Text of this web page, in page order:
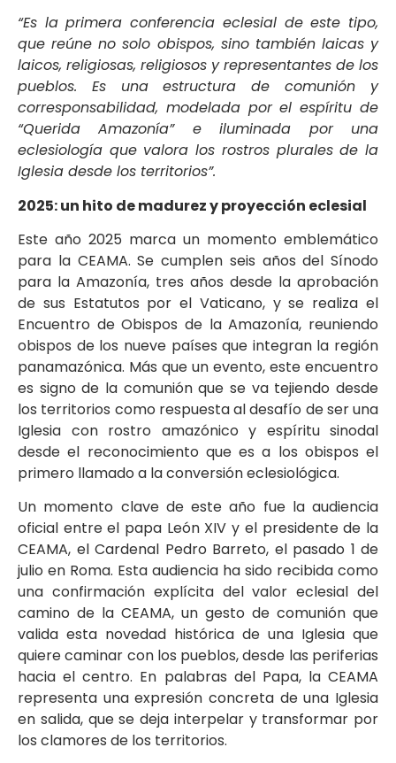
“Es la primera conferencia eclesial de este tipo,
que reúne no solo obispos, sino también laicas y
laicos, religiosas, religiosos y representantes de los
pueblos. Es una estructura de comunión y
corresponsabilidad, modelada por el espíritu de
“Querida Amazonía” e iluminada por una
eclesiología que valora los rostros plurales de la
Iglesia desde los territorios”.
2025: un hito de madurez y proyección eclesial
Este año 2025 marca un momento emblemático
para la CEAMA. Se cumplen seis años del Sínodo
para la Amazonía, tres años desde la aprobación
de sus Estatutos por el Vaticano, y se realiza el
Encuentro de Obispos de la Amazonía, reuniendo
obispos de los nueve países que integran la región
panamazónica. Más que un evento, este encuentro
es signo de la comunión que se va tejiendo desde
los territorios como respuesta al desafío de ser una
Iglesia con rostro amazónico y espíritu sinodal
desde el reconocimiento que es a los obispos el
primero llamado a la conversión eclesiológica.
Un momento clave de este año fue la audiencia
oficial entre el papa León XIV y el presidente de la
CEAMA, el Cardenal Pedro Barreto, el pasado 1 de
julio en Roma. Esta audiencia ha sido recibida como
una confirmación explícita del valor eclesial del
camino de la CEAMA, un gesto de comunión que
valida esta novedad histórica de una Iglesia que
quiere caminar con los pueblos, desde las periferias
hacia el centro. En palabras del Papa, la CEAMA
representa una expresión concreta de una Iglesia
en salida, que se deja interpelar y transformar por
los clamores de los territorios.